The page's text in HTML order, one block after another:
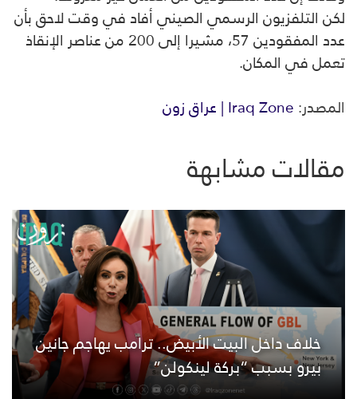
لكن التلفزيون الرسمي الصيني أفاد في وقت لاحق بأن
عدد المفقودين 57، مشيرا إلى 200 من عناصر الإنقاذ
تعمل في المكان.
المصدر:Iraq Zone | عراق زون
مقالات مشابهة
خلاف داخل البيت الأبيض.. ترامب يهاجم جانين
بيرو بسبب “بركة لينكولن”